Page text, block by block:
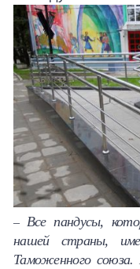
– Все пандусы,
нашей страны,
Таможенного